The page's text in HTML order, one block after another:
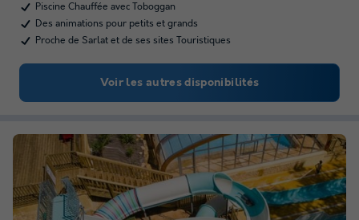
Piscine Chauffée avec Toboggan
Des animations pour petits et grands
Proche de Sarlat et de ses sites Touristiques
Voir les autres disponibilités